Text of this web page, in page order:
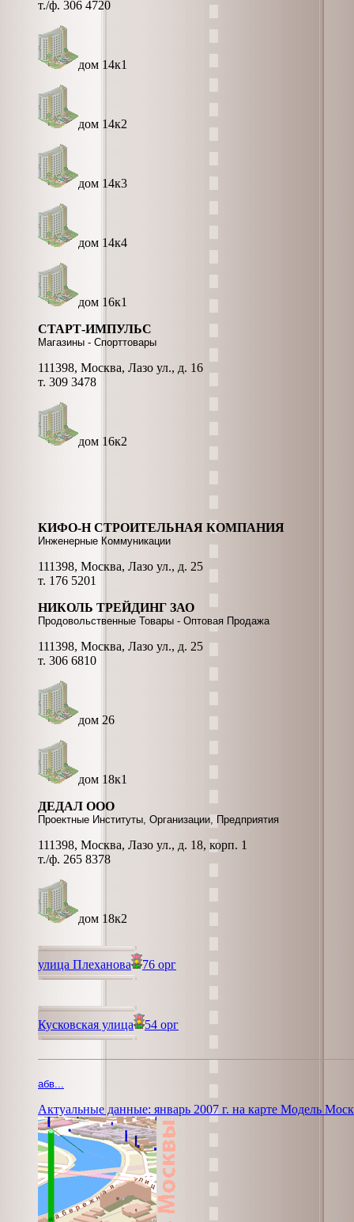
т./ф. 306 4720
дом 14к1
дом 14к2
дом 14к3
дом 14к4
дом 16к1
СТАРТ-ИМПУЛЬС
Магазины - Спорттовары
111398, Москва, Лазо ул., д. 16
т. 309 3478
дом 16к2
КИФО-Н СТРОИТЕЛЬНАЯ КОМПАНИЯ
Инженерные Коммуникации
111398, Москва, Лазо ул., д. 25
т. 176 5201
НИКОЛЬ ТРЕЙДИНГ ЗАО
Продовольственные Товары - Оптовая Продажа
111398, Москва, Лазо ул., д. 25
т. 306 6810
дом 26
дом 18к1
ДЕДАЛ ООО
Проектные Институты, Организации, Предприятия
111398, Москва, Лазо ул., д. 18, корп. 1
т./ф. 265 8378
дом 18к2
улица Плеханова 76 орг
Кусковская улица 54 орг
абв...
Актуальные данные: январь 2007 г. на карте Модель